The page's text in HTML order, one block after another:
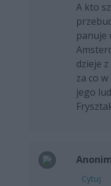
A kto
panuje
dzieje
za co
jego
Cytuj